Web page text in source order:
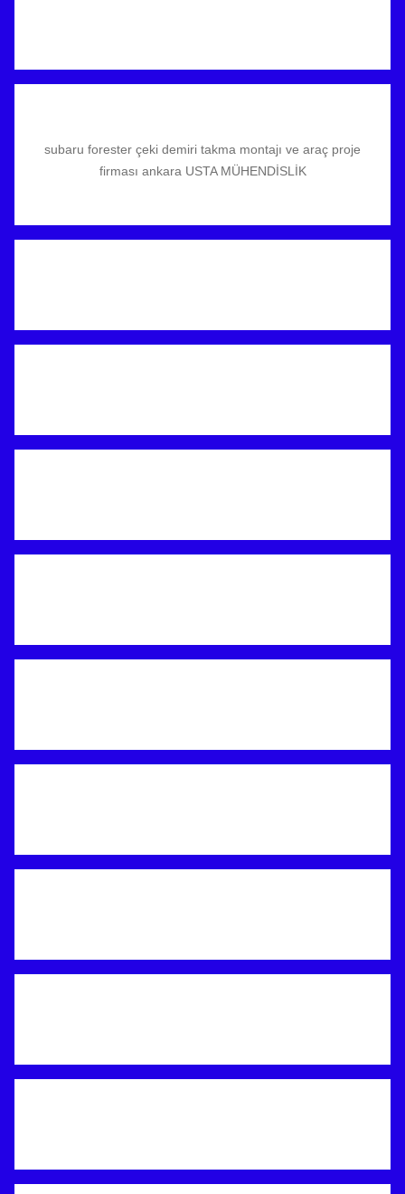
subaru forester çeki demiri takma montajı ve araç proje
firması ankara USTA MÜHENDİSLİK